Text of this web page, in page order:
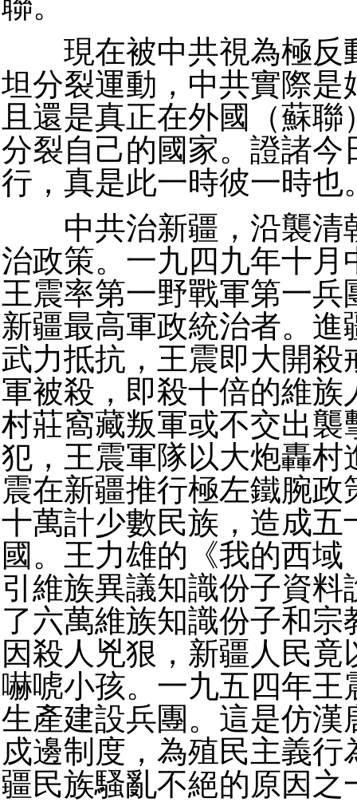
現在被中共視為極反
坦分裂運動，中共實際是
且還是真正在外國（蘇
分裂自己的國家。證諸今
行，真是此一時彼一時也
中共治新疆，沿襲清
治政策。一九四九年十月
王震率第一野戰軍第一兵
新疆最高軍政統治者。進
武力抵抗，王震即大開殺
軍被殺，即殺十倍的維族
村莊窩藏叛軍或不交出襲
犯，王震軍隊以大炮轟村
震在新疆推行極左鐵腕政
十萬計少數民族，造成五
國。王力雄的《我的西域
引維族異議知識份子資料
了六萬維族知識份子和宗
因殺人兇狠，新疆人民竟
嚇唬小孩。一九五四年王
生產建設兵團。這是仿漢
戍邊制度，為殖民主義行
疆民族騷亂不絕的原因之